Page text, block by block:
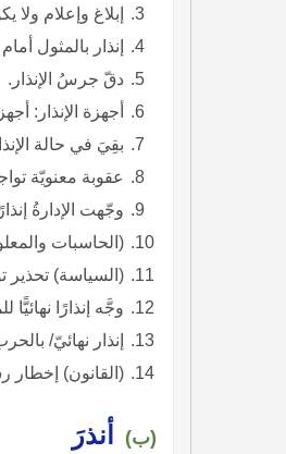
إبلاغ وإعلام ولا
إنذار بالمثول
دقّ جرسُ الإنذار.
أجهزة الإنذار:
بقِيَ في حالة
عقوبة معنويّة
وجّهت الإدارةُ
(الحاسبات
(السياسة) تحذير
وجَّه إنذارًا
إنذار نهائيّ/
(القانون) إخطار
(ب) أنذرَ